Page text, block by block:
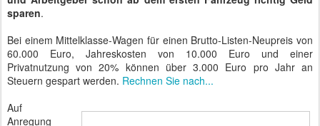
sparen.
Bei einem Mittelklasse-Wagen für einen Brutto-Listen-Neupreis von
60.000 Euro, Jahreskosten von 10.000 Euro und einer
Privatnutzung von 20% können über 3.000 Euro pro Jahr an
Steuern gespart werden. Rechnen Sie nach...
Auf
Anregung